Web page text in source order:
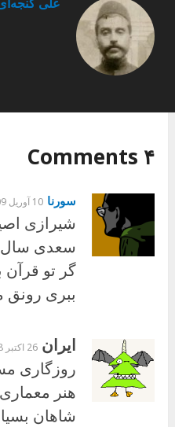
۴ Comments
سورنا 10 آوریل 2009
شیرازی
سعدی
گر تو قرآن
ببری رونق
ایران 26 اکتبر 2008
روزگاری
هنر معماری
شاهان